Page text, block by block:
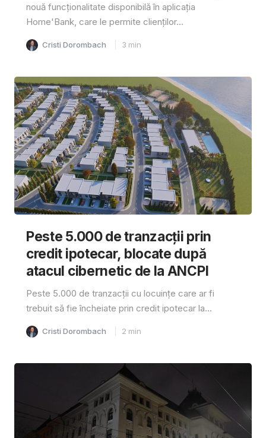
nouă funcționalitate disponibilă în aplicația
Home'Bank, care le permite clienților...
Cristi Dorombach 3 min
Peste 5.000 de tranzacții prin
credit ipotecar, blocate după
atacul cibernetic de la ANCPI
Peste 5.000 de tranzacții cu locuințe care ar fi
trebuit să fie încheiate prin credit ipotecar la...
Cristi Dorombach 2 min